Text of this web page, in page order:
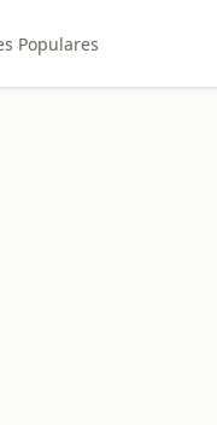
Populares